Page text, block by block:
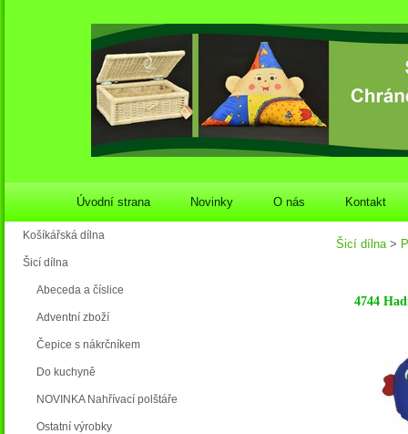
Úvodní strana Novinky O nás Kontakt
Košíkářská dílna
Šicí dílna
Abeceda a číslice
Adventní zboží
Čepice s nákrčníkem
Do kuchyně
NOVINKA Nahřívací polštáře
Ostatní výrobky
Šicí dílna>
4744